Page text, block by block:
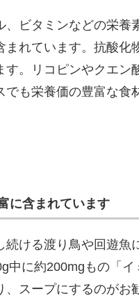
、ビタミンなどの栄
れています。抗酸
。リコピンやクエン
も栄養価の豊富な
に含まれています
ける渡り鳥や回遊
中に約200mgもの「
、スープにするのが